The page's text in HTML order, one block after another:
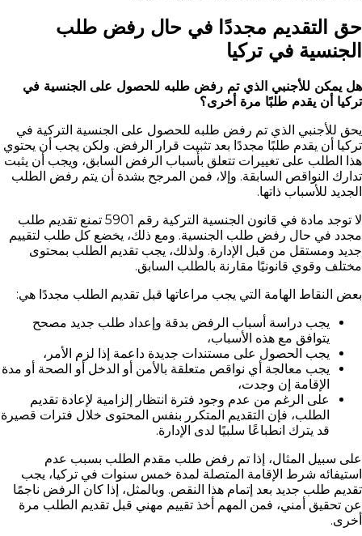
حق التقديم مجددًا في حال رفض طلب
الجنسية في تركيا
هل يمكن للأجنبي الذي تم رفض طلبه للحصول على الجنسية في
تركيا أن يقدم طلبًا مرة أخرى؟
يحق للأجنبي الذي تم رفض طلبه للحصول على الجنسية التركية في
تركيا أن يقدم طلبًا مجددًا بعد تثبيت قرار الرفض. ولكن يجب أن يحتوي
هذا الطلب على تغييرات تتعلق بأسباب الرفض السابق، ويجب أن يثبت
تدارك النواقص السابقة. وإلا، فمن المرجح بشدة أن يتم رفض الطلب
الجديد للأسباب ذاتها.
لا توجد مادة في قانون الجنسية التركية رقم 5901 تمنع تقديم طلب
مجدد في حال رفض طلب الجنسية. ومع ذلك، يخضع كل طلب لتقييم
جديد ومستقل من قبل الإدارة. ولذلك، يجب تقديم الطلب بمحتوى
مختلف وقوي قانونيًا مقارنة بالطلب السابق.
بعض النقاط الهامة التي يجب مراعاتها قبل تقديم الطلب مجددًا هي:
يجب دراسة أسباب الرفض بدقة وإعداد طلب جديد مصحح
يتوافق مع هذه الأسباب،
يجب الحصول على مستندات جديدة داعمة إذا لزم الأمر،
يجب معالجة أي نواقص متعلقة بالأمن أو الدخل أو الصحة أو مدة
الإقامة إن وجدت،
على الرغم من عدم وجود فترة انتظار إلزامية لإعادة تقديم
الطلب، فإن التقديم المتكرر بنفس المحتوى خلال فترات قصيرة
قد يترك انطباعًا سلبيًا لدى الإدارة.
على سبيل المثال، إذا تم رفض طلب مقدم الطلب بسبب عدم
استيفائه شرط الإقامة المتصلة لمدة خمس سنوات في تركيا، يجب
تقديم طلب جديد بعد إتمام هذا النقص. وبالمثل، إذا كان الرفض ناجمًا
عن تحقيق أمني، فمن المهم أخذ تقييم مهني قبل تقديم الطلب مرة
أخرى.